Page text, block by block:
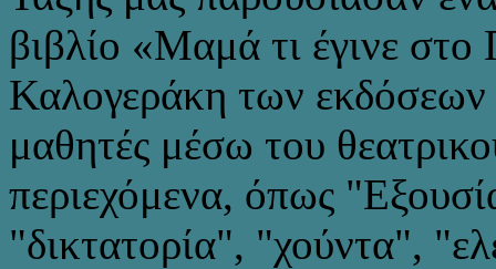
βιβλίο «Μαμά τι έγινε
Καλογεράκη των
μαθητές μέσω του
περιεχόμενα, όπως
"δικτατορία", "χούντα",